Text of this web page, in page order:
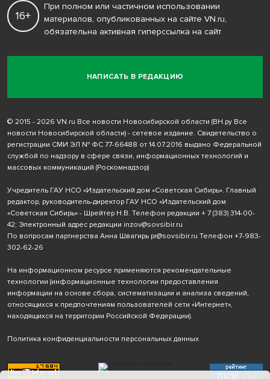
НАПИСАТЬ В РЕДАКЦИЮ
16+
При полном или частичном использовании
материалов, опубликованных на сайте VN.ru,
обязательна активная гиперссылка на сайт
© 2015 - 2026 VN.ru Все новости Новосибирской области (ВН.ру Все
новости Новосибирской области) - сетевое издание. Свидетельство о
регистрации СМИ ЭЛ № ФС 77-66488 от 14.07.2016 выдано Федеральной
службой по надзору в сфере связи, информационных технологий и
массовых коммуникаций (Роскомнадзор)
Учредитель ГАУ НСО «Издательский дом «Советская Сибирь». Главный
редактор, руководитель-директор ГАУ НСО «Издательский дом
«Советская Сибирь» - Шрейтер Н.В. Телефон редакции + 7 (383) 314-00-
42; Электронный адрес редакции inzov@sovsibir.ru
По вопросам партнерства Анна Швагирь pr@sovsibir.ru Телефон +7-983-
302-62-26
На информационном ресурсе применяются рекомендательные
технологии (информационные технологии предоставления
информации на основе сбора, систематизации и анализа сведений,
относящихся к предпочтениям пользователей сети «Интернет»,
находящихся на территории Российской Федерации).
Политика конфиденциальности персональных данных